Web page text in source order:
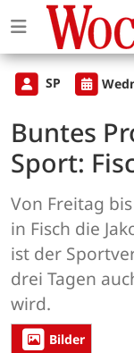
SP
Buntes
Sport:
Von Freitag
in Fisch die
ist der
drei Tagen
wird.
Bilder